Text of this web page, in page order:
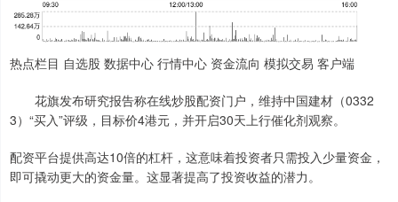
热点栏目 自选股 数据中心 行情中心 资金流向 模拟交易 客户端
花旗发布研究报告称在线炒股配资门户，维持中国建材（0332
3）“买入”评级，目标价4港元，并开启30天上行催化剂观察。
配资平台提供高达10倍的杠杆，这意味着投资者只需投入少量资金，
即可撬动更大的资金量。这显著提高了投资收益的潜力。